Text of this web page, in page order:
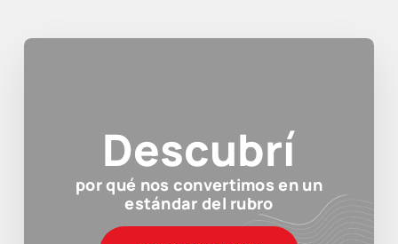
Descubrí
por qué nos convertimos en un
estándar del rubro